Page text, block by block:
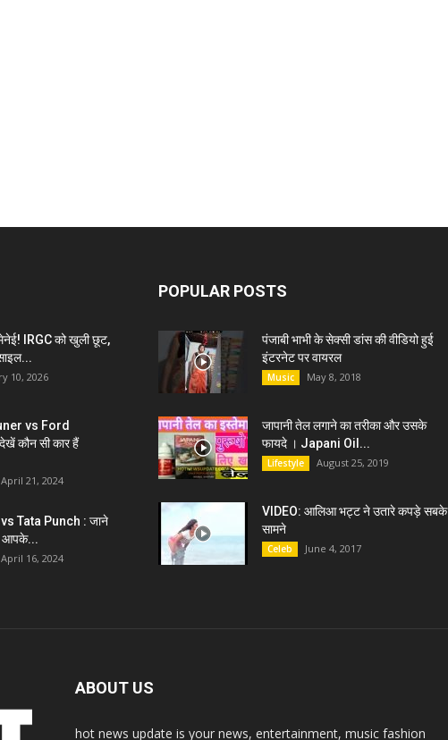
IRGC को खुली छूट,
10, 2026
vs Ford
कौन सी कार हैं
April 21, 2024
Tata Punch : जाने
आपके...
April 16, 2024
POPULAR POSTS
पंजाबी भाभी के सेक्सी डांस की वीडियो हुई
इंटरनेट पर वायरल
Music May 8, 2018
जापानी तेल लगाने का तरीका और उसके
फायदे । Japani Oil...
Lifestyle August 25, 2019
VIDEO: आलिआ भट्ट ने उतारे कपड़े सबके
सामने
Celeb June 4, 2017
ABOUT US
hot news update is your news, entertainment, music fashion